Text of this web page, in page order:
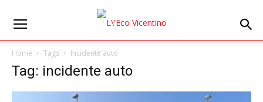
Home Tags Incidente auto
Tag: incidente auto